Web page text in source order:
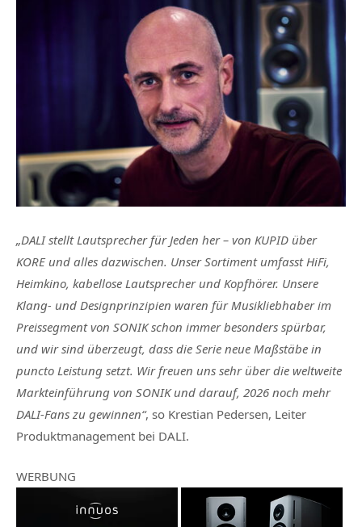
„DALI stellt Lautsprecher für Jeden her – von KUPID über
KORE und alles dazwischen. Unser Sortiment umfasst HiFi,
Heimkino, kabellose Lautsprecher und Kopfhörer. Unsere
Klang- und Designprinzipien waren für Musikliebhaber im
Preissegment von SONIK schon immer besonders spürbar,
und wir sind überzeugt, dass die Serie neue Maßstäbe in
puncto Leistung setzt. Wir freuen uns sehr über die weltweite
Markteinführung von SONIK und darauf, 2026 noch mehr
DALI-Fans zu gewinnen“, so Krestian Pedersen, Leiter
Produktmanagement bei DALI.
WERBUNG